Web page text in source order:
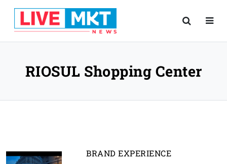
RIOSUL Shopping Center
BRAND EXPERIENCE